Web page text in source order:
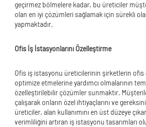
geçirmez bölmelere kadar, bu üreticiler
olan en iyi çözümleri sağlamak için sürekli
yapmaktadır.
Ofis İş İstasyonlarını Özelleştirme
Ofis iş istasyonu üreticilerinin şirketlerin ofis
optimize etmelerine yardımcı olmalarının
özelleştirilebilir çözümler sunmaktır.
çalışarak onların özel ihtiyaçlarını ve
üreticiler, alan kullanımını en üst düzeye
verimliliğini artıran iş istasyonu tasarımları